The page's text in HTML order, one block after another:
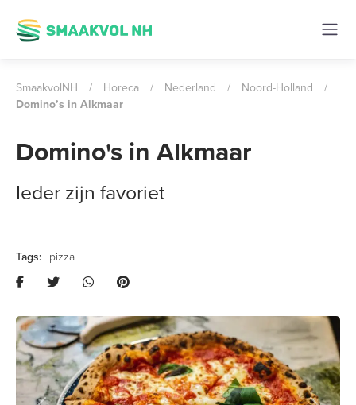
SmaakvolNH / Horeca / Nederland / Noord-Holland /
Domino’s in Alkmaar
Domino's in Alkmaar
Ieder zijn favoriet
pizza